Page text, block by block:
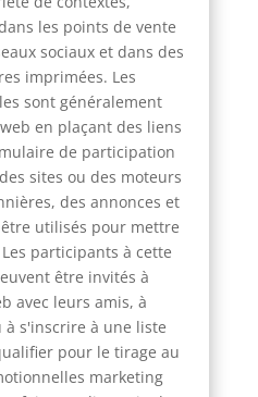
les points de vente
sociaux et dans des
imprimées. Les
sont généralement
en plaçant des liens
de participation
sites ou des moteurs
des annonces et
utilisés pour mettre
participants à cette
être invités à
avec leurs amis, à
s'inscrire à une liste
pour le tirage au
marketing